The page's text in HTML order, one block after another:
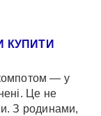
КУПИТИ
— у
Це не
З родинами,